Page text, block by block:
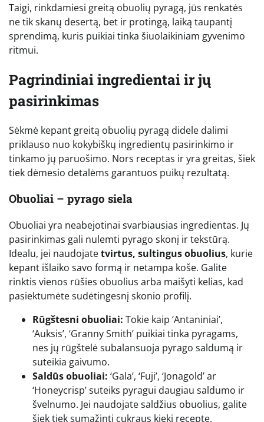
Taigi, rinkdamiesi greitą obuolių pyragą, jūs renkatės
ne tik skanų desertą, bet ir protingą, laiką taupantį
sprendimą, kuris puikiai tinka šiuolaikiniam gyvenimo
ritmui.
Pagrindiniai ingredientai ir jų
pasirinkimas
Sėkmė kepant greitą obuolių pyragą didele dalimi
priklauso nuo kokybiškų ingredientų pasirinkimo ir
tinkamo jų paruošimo. Nors receptas ir yra greitas, šiek
tiek dėmesio detalėms garantuos puikų rezultatą.
Obuoliai – pyrago siela
Obuoliai yra neabejotinai svarbiausias ingredientas. Jų
pasirinkimas gali nulemti pyrago skonį ir tekstūrą.
Idealu, jei naudojatetvirtus, sultingus obuolius, kurie
kepant išlaiko savo formą ir netampa koše. Galite
rinktis vienos rūšies obuolius arba maišyti kelias, kad
pasiektumėte sudėtingesnį skonio profilį.
Rūgštesni obuoliai: Tokie kaip ‘Antaniniai’,
‘Auksis’, ‘Granny Smith’ puikiai tinka pyragams,
nes jų rūgštelė subalansuoja pyrago saldumą ir
suteikia gaivumo.
Saldūs obuoliai: ‘Gala’, ‘Fuji’, ‘Jonagold’ ar
‘Honeycrisp’ suteiks pyragui daugiau saldumo ir
švelnumo. Jei naudojate saldžius obuolius, galite
šiek tiek sumažinti cukraus kiekį recepte.